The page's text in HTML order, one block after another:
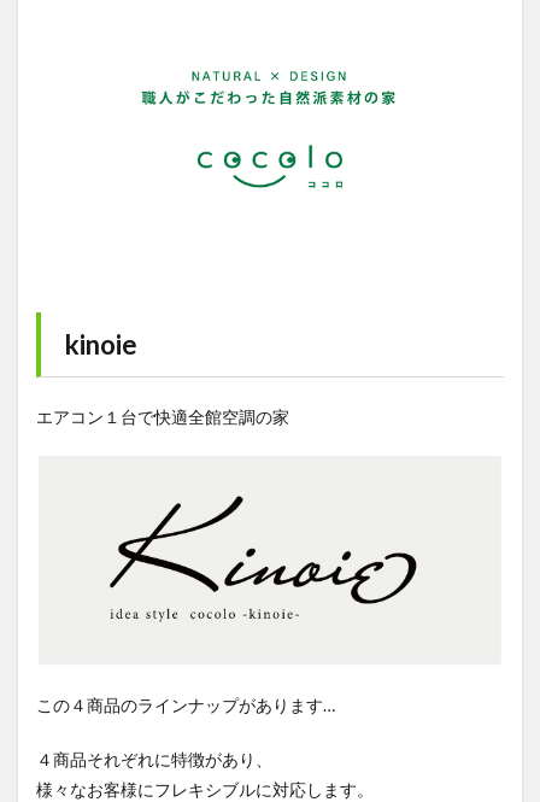
kinoie
エアコン１台で快適全館空調の家
この４商品のラインナップがあります…
４商品それぞれに特徴があり、
様々なお客様にフレキシブルに対応します。